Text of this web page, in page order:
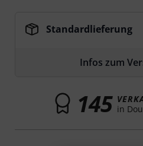
Standardlieferung
Infos zum
145 in